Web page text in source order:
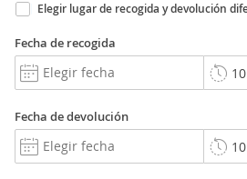
Elegir lugar de recogida y devolución
Fecha de recogida
Fecha de devolución